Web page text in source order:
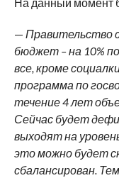
— Правительство
бюджет – на 10%
все, кроме
программа по
течение 4 лет
Сейчас будет
выходят на
это можно будет
сбалансирован.